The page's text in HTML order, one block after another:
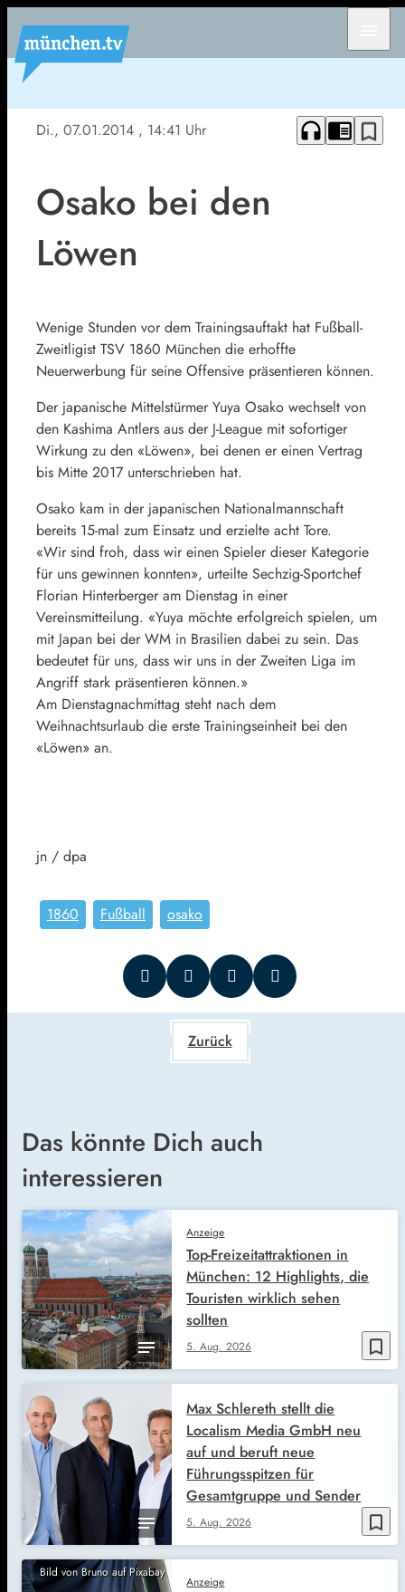
Di., 07.01.2014 , 14:41 Uhr headphones chrome_reader_mode bookmark_border
Osako bei den
Löwen
Wenige Stunden vor dem Trainingsauftakt hat Fußball-
Zweitligist TSV 1860 München die erhoffte
Neuerwerbung für seine Offensive präsentieren können.
Der japanische Mittelstürmer Yuya Osako wechselt von
den Kashima Antlers aus der J-League mit sofortiger
Wirkung zu den «Löwen», bei denen er einen Vertrag
bis Mitte 2017 unterschrieben hat.
Osako kam in der japanischen Nationalmannschaft
bereits 15-mal zum Einsatz und erzielte acht Tore.
«Wir sind froh, dass wir einen Spieler dieser Kategorie
für uns gewinnen konnten», urteilte Sechzig-Sportchef
Florian Hinterberger am Dienstag in einer
Vereinsmitteilung. «Yuya möchte erfolgreich spielen, um
mit Japan bei der WM in Brasilien dabei zu sein. Das
bedeutet für uns, dass wir uns in der Zweiten Liga im
Angriff stark präsentieren können.»
Am Dienstagnachmittag steht nach dem
Weihnachtsurlaub die erste Trainingseinheit bei den
«Löwen» an.
jn / dpa
1860 Fußball osako
Zurück
Das könnte Dich auch
interessieren
bookmark_border
Anzeige
5. Aug. 2026
Top-Freizeitattraktionen in
München: 12 Highlights, die
Touristen wirklich sehen
sollten
bookmark_border
5. Aug. 2026
Max Schlereth stellt die
Localism Media GmbH neu
auf und beruft neue
Führungsspitzen für
Gesamtgruppe und Sender
Bild von Bruno auf Pixabay
Anzeige